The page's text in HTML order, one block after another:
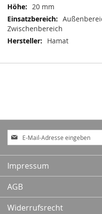
20 mm
Zwischenbereich
Hamat
Anmeldung
zum
Newsletter:
Impressum
AGB
Widerrufsrecht